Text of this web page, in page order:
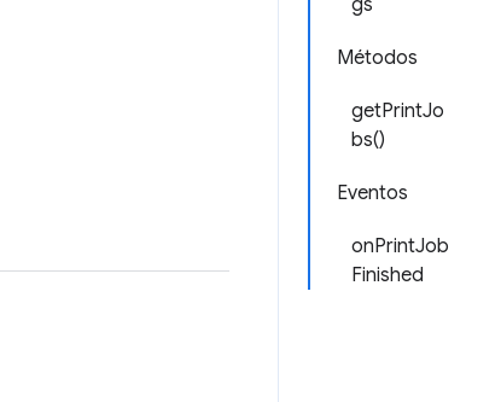
gs
Métodos
getPrintJo
bs()
Eventos
onPrintJob
Finished